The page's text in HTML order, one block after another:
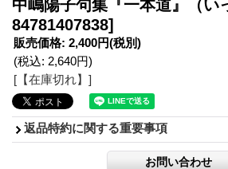
中嶋陽子句集『一本道』（い
84781407838]
販売価格: 2,400円(税別)
(税込: 2,640円)
[【在庫切れ】]
返品特約に関する重要事項